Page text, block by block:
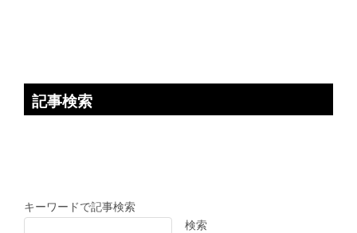
記事検索
キーワードで記事検索
検索